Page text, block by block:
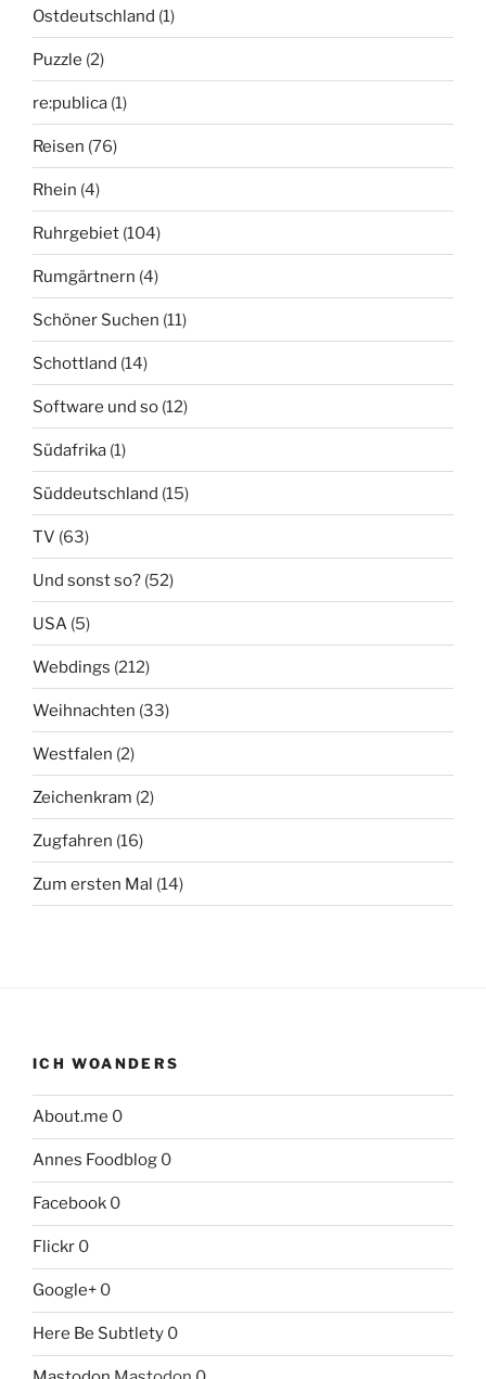
Ostdeutschland (1)
Puzzle (2)
re:publica (1)
Reisen (76)
Rhein (4)
Ruhrgebiet (104)
Rumgärtnern (4)
Schöner Suchen (11)
Schottland (14)
Software und so (12)
Südafrika (1)
Süddeutschland (15)
TV (63)
Und sonst so? (52)
USA (5)
Webdings (212)
Weihnachten (33)
Westfalen (2)
Zeichenkram (2)
Zugfahren (16)
Zum ersten Mal (14)
ICH WOANDERS
About.me 0
Annes Foodblog 0
Facebook 0
Flickr 0
Google+ 0
Here Be Subtlety 0